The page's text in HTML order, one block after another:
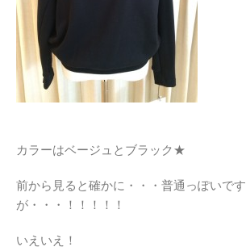
カラーはベージュとブラック★
前から見ると確かに・・・普通っぽいです
が・・・！！！！！
いえいえ！